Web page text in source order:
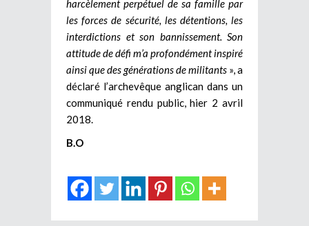
harcèlement perpétuel de sa famille par
les forces de sécurité, les détentions, les
interdictions et son bannissement. Son
attitude de défi m’a profondément inspiré
ainsi que des générations de militants », a
déclaré l’archevêque anglican dans un
communiqué rendu public, hier 2 avril
2018.
B.O